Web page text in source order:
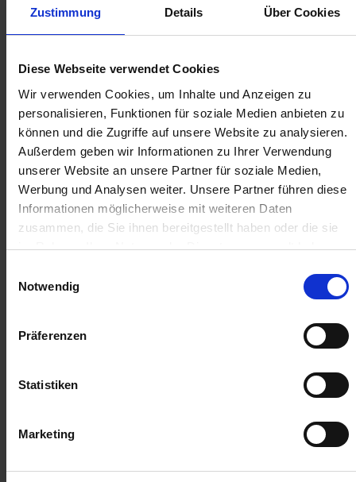
Zustimmung Details Über Cookies
Diese Webseite verwendet Cookies
Wir verwenden Cookies, um Inhalte und Anzeigen zu
personalisieren, Funktionen für soziale Medien anbieten zu
können und die Zugriffe auf unsere Website zu analysieren.
Außerdem geben wir Informationen zu Ihrer Verwendung
unserer Website an unsere Partner für soziale Medien,
Werbung und Analysen weiter. Unsere Partner führen diese
Informationen möglicherweise mit weiteren Daten
zusammen, die Sie ihnen bereitgestellt haben oder die sie
im Rahmen Ihrer Nutzung der Dienste gesammelt haben.
Notwendig
Präferenzen
Statistiken
Marketing
IN DEN
WARENKORB
IN DEN
Anmelden für Ihren persönlichen Preis
5,79 € / St
5,79 €pro 1 Stück
6,89 €
inkl. 19% MwSt. zzgl. Versandkosten
QTY_CONTROL_DECREASE
ZUR VERGLEICHSLISTE HINZUFÜGEN